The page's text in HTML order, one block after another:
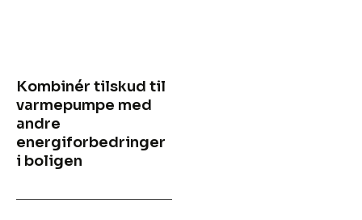
Kombinér tilskud til
varmepumpe med
andre
energiforbedringer
i boligen